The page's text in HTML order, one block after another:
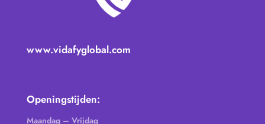
www.vidafyglobal.com
Openingstijden:
Maandag – Vrijdag